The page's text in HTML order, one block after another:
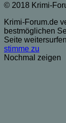
© 2018 Krimi-
Krimi-Forum.de
bestmöglichen
Seite
stimme zu
Nochmal zeigen